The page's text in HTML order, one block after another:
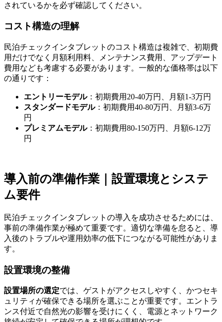
されているかを必ず確認してください。
コスト構造の理解
民泊チェックインタブレットのコスト構造は複雑で、初期費
用だけでなく月額利用料、メンテナンス費用、アップデート
費用なども考慮する必要があります。一般的な価格帯は以下
の通りです：
エントリーモデル：初期費用20-40万円、月額1-3万円
スタンダードモデル：初期費用40-80万円、月額3-6万
円
プレミアムモデル：初期費用80-150万円、月額6-12万
円
導入前の準備作業｜設置環境とシステ
ム要件
民泊チェックインタブレットの導入を成功させるためには、
事前の準備作業が極めて重要です。適切な準備を怠ると、導
入後のトラブルや運用効率の低下につながる可能性がありま
す。
設置環境の整備
設置場所の選定では、ゲストがアクセスしやすく、かつセキ
ュリティが確保できる場所を選ぶことが重要です。エントラ
ンス付近で自然光の影響を受けにくく、電源とネットワーク